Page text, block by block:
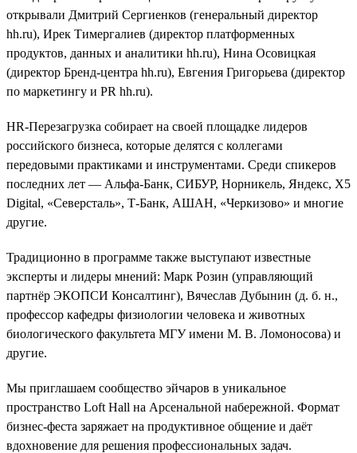
открывали Дмитрий Сергиенков (генеральный директор
hh.ru), Ирек Тимергалиев (директор платформенных
продуктов, данных и аналитики hh.ru), Нина Осовицкая
(директор Бренд-центра hh.ru), Евгения Григорьева (директор
по маркетингу и PR hh.ru).
HR-Перезагрузка собирает на своей площадке лидеров
российского бизнеса, которые делятся с коллегами
передовыми практиками и инструментами. Среди спикеров
последних лет — Альфа-Банк, СИБУР, Норникель, Яндекс, Х5
Digital, «Северсталь», Т-Банк, АШАН, «Черкизово» и многие
другие.
Традиционно в программе также выступают известные
эксперты и лидеры мнений: Марк Розин (управляющий
партнёр ЭКОПСИ Консалтинг), Вячеслав Дубынин (д. б. н.,
профессор кафедры физиологии человека и животных
биологического факультета МГУ имени М. В. Ломоносова) и
другие.
Мы приглашаем сообщество эйчаров в уникальное
пространство Loft Hall на Арсенальной набережной. Формат
бизнес-феста заряжает на продуктивное общение и даёт
вдохновение для решения профессиональных задач.